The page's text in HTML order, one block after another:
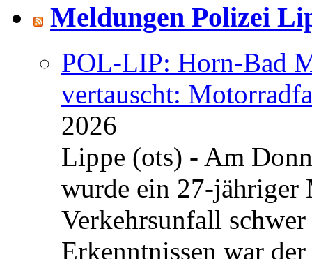
Meldungen Polizei
POL-LIP: Horn-Bad
vertauscht:
2026
Lippe (ots) - Am
wurde ein 27-jähriger
Verkehrsunfall
Erkenntnissen war